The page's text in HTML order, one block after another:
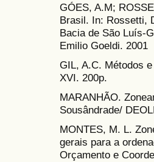
GÓES, A.M;
Brasil. In: Rossetti,
Bacia de São Luís-
Emilio Goeldi. 2001
GIL, A.C. Métodos
XVI. 200p.
MARANHÃO.
Sousândrade/
MONTES, M. L.
gerais para a
Orçamento e